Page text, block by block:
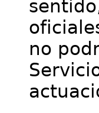
no